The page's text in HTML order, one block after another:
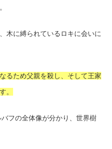
木に縛られているロキに会いに
るため父親を殺し、そして王家
。
フの全体像が分かり、世界樹